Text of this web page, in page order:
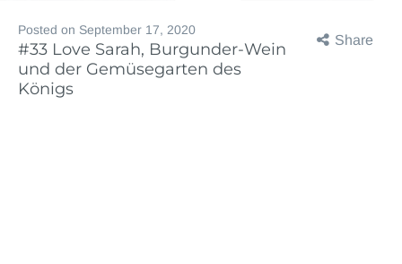
Share
Posted on September 17, 2020
#33 Love Sarah, Burgunder-Wein
und der Gemüsegarten des
Königs